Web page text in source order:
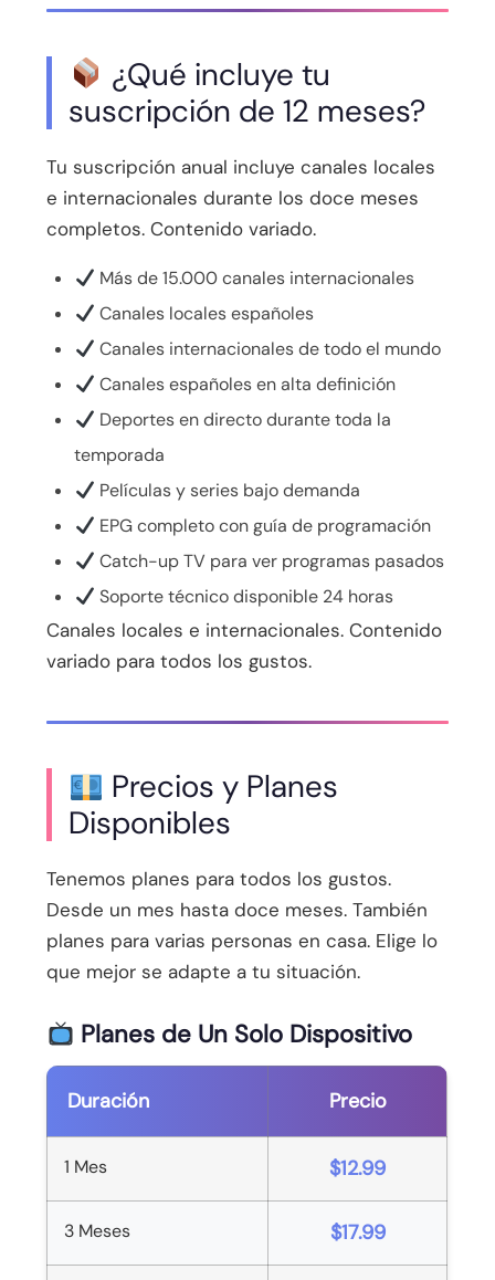
¿Qué incluye tu
suscripción de 12 meses?
Tu suscripción anual incluye canales locales
e internacionales durante los doce meses
completos. Contenido variado.
Más de 15.000 canales internacionales
Canales locales españoles
Canales internacionales de todo el mundo
Canales españoles en alta definición
Deportes en directo durante toda la
temporada
Películas y series bajo demanda
EPG completo con guía de programación
Catch-up TV para ver programas pasados
Soporte técnico disponible 24 horas
Canales locales e internacionales. Contenido
variado para todos los gustos.
Precios y Planes
Disponibles
Tenemos planes para todos los gustos.
Desde un mes hasta doce meses. También
planes para varias personas en casa. Elige lo
que mejor se adapte a tu situación.
Planes de Un Solo Dispositivo
Duración Precio
1 Mes $12.99
3 Meses $17.99